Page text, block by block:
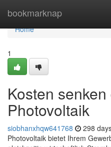
bookmarknap
Home
Home
1
Kosten
Photovoltaik
siobhanxhqw641768 298
Photovoltaik bietet Ihrem